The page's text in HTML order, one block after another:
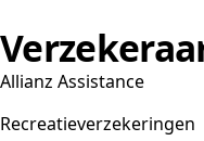
Allianz Assistance
Recreatieverzekeringen